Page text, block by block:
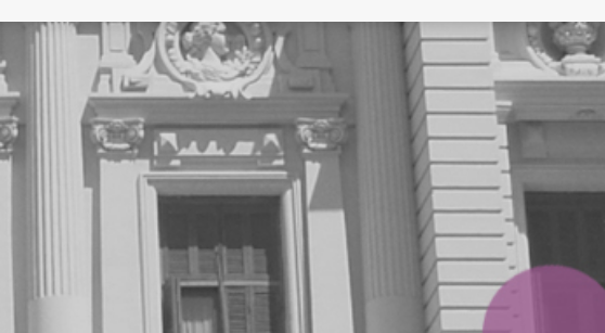
Actas
Reglamentos
Documentos